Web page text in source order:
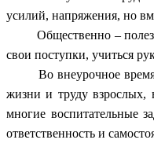
усилий, напряжения, но
Общественно –
свои поступки, учиться
Во внеурочное время
жизни и труду взрослых,
многие воспитательные
ответственность и